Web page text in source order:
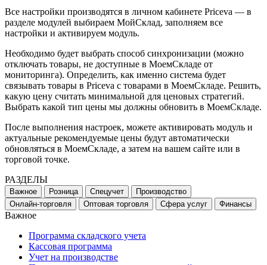
Все настройки производятся в личном кабинете Priceva — в
разделе модулей выбираем МойСклад, заполняем все
настройки и активируем модуль.
Необходимо будет выбрать способ синхронизации (можно
отключать товары, не доступные в МоемСкладе от
мониторинга). Определить, как именно система будет
связывать товары в Priceva с товарами в МоемСкладе. Решить,
какую цену считать минимальной для ценовых стратегий.
Выбрать какой тип цены мы должны обновить в МоемСкладе.
После выполнения настроек, можете активировать модуль и
актуальные рекомендуемые цены будут автоматически
обновляться в МоемСкладе, а затем на вашем сайте или в
торговой точке.
РАЗДЕЛЫ
Важное Розница Спецучет
Производство
Онлайн-торговля
Оптовая торговля Сфера услуг Финансы
Важное
Программа складского учета
Кассовая программа
Учет на производстве